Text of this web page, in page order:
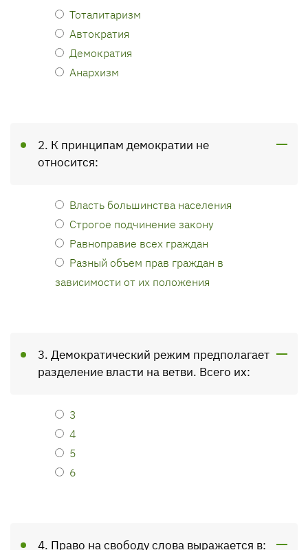
Тоталитаризм
Автократия
Демократия
Анархизм
2. К принципам демократии не
относится:
Власть большинства населения
Строгое подчинение закону
Равноправие всех граждан
Разный объем прав граждан в
зависимости от их положения
3. Демократический режим предполагает
разделение власти на ветви. Всего их:
3
4
5
6
4. Право на свободу слова выражается в: